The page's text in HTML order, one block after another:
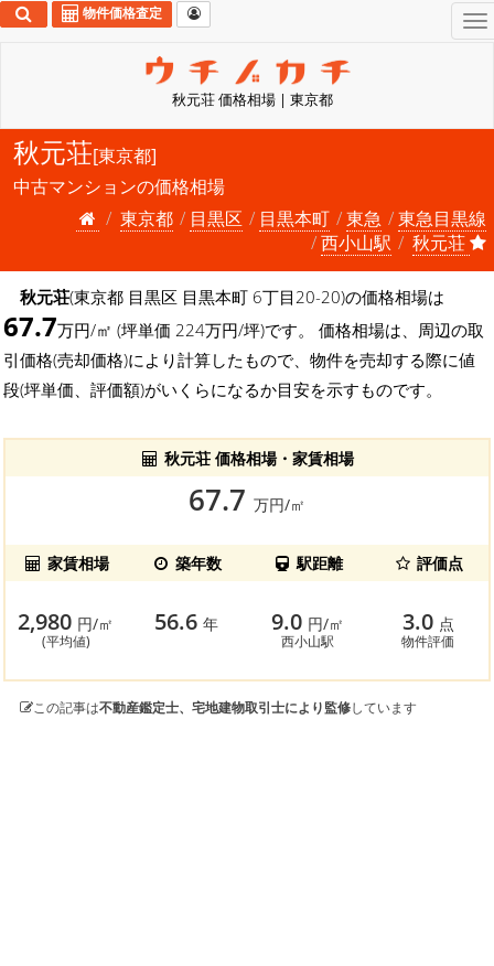
秋元荘 価格相場 | 東京都
物件価格査定
秋元荘[東京都]
中古マンションの価格相場
東京都
目黒区 目黒本町 東急
東急目黒線
西小山駅
秋元荘
秋元荘(東京都 目黒区 目黒本町 6丁目20-20)の価格相場は
67.7万円/㎡ (坪単価 224万円/坪)です。 価格相場は、周辺の取
引価格(売却価格)により計算したもので、物件を売却する際に値
段(坪単価、評価額)がいくらになるか目安を示すものです。
秋元荘 価格相場・家賃相場
67.7 万円/㎡
家賃相場 築年数 駅距離 評価点
2,980 円/㎡
(平均値)
56.6年 9.0 円/㎡
西小山駅
3.0 点
物件評価
この記事は不動産鑑定士、宅地建物取引士により監修しています